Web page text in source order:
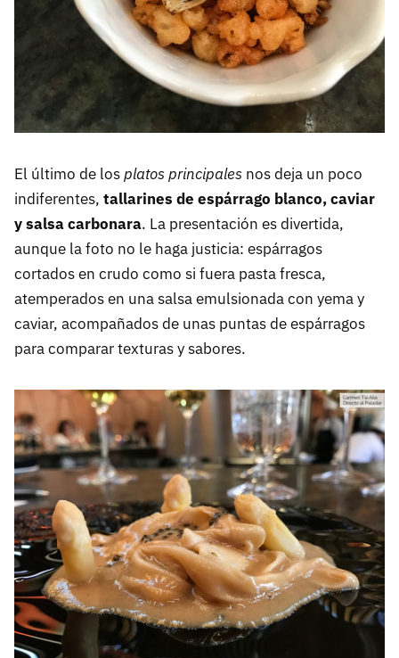
El último de losplatos principales nos deja un poco
indiferentes, tallarines de espárrago blanco, caviar
y salsa carbonara. La presentación es divertida,
aunque la foto no le haga justicia: espárragos
cortados en crudo como si fuera pasta fresca,
atemperados en una salsa emulsionada con yema y
caviar, acompañados de unas puntas de espárragos
para comparar texturas y sabores.